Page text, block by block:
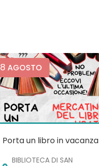
8 AGOSTO
Porta un libro in vacanza
BIBLIOTECA DI SAN